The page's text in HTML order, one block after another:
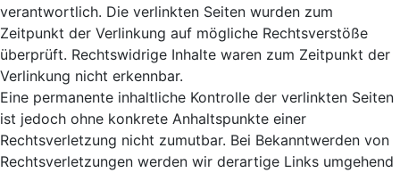
verantwortlich. Die verlinkten Seiten wurden zum
Zeitpunkt der Verlinkung auf mögliche Rechtsverstöße
überprüft. Rechtswidrige Inhalte waren zum Zeitpunkt der
Verlinkung nicht erkennbar.
Eine permanente inhaltliche Kontrolle der verlinkten Seiten
ist jedoch ohne konkrete Anhaltspunkte einer
Rechtsverletzung nicht zumutbar. Bei Bekanntwerden von
Rechtsverletzungen werden wir derartige Links umgehend